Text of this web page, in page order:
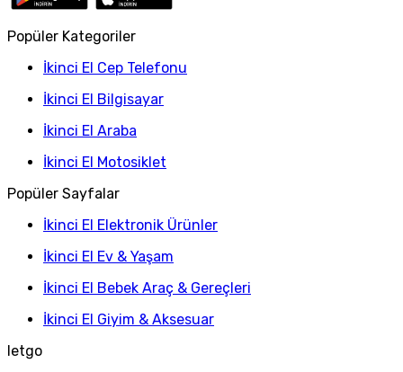
Popüler Kategoriler
İkinci El Cep Telefonu
İkinci El Bilgisayar
İkinci El Araba
İkinci El Motosiklet
Popüler Sayfalar
İkinci El Elektronik Ürünler
İkinci El Ev & Yaşam
İkinci El Bebek Araç & Gereçleri
İkinci El Giyim & Aksesuar
letgo